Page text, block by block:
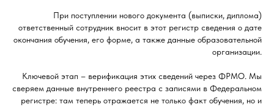
При поступлении нового документа (выписки, диплома)
ответственный сотрудник вносит в этот регистр сведения о дате
окончания обучения, его форме, а также данные образовательной
организации.
Ключевой этап – верификация этих сведений через ФРМО. Мы
сверяем данные внутреннего реестра с записями в Федеральном
регистре: там теперь отражается не только факт обучения, но и